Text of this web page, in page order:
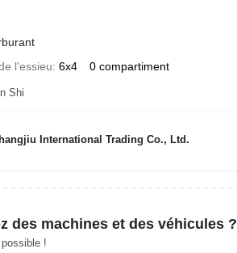
l'essieu 6x4 0 compartiment
Shi
International Trading Co., Ltd.
des machines et des véhicules ?
!